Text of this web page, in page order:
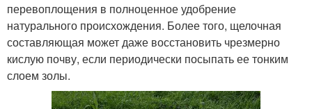
перевоплощения в полноценное удобрение
натурального происхождения. Более того, щелочная
составляющая может даже восстановить чрезмерно
кислую почву, если периодически посыпать ее тонким
слоем золы.